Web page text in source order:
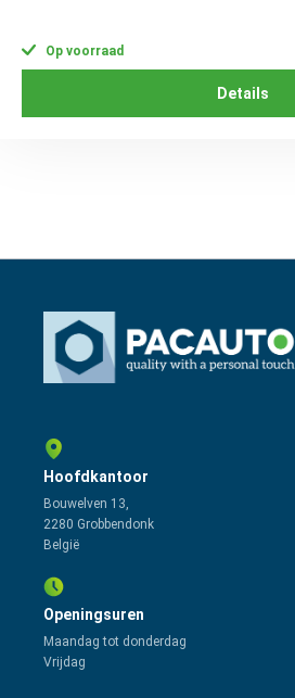
Op voorraad
Details
Hoofdkantoor
Bouwelven 13,
2280 Grobbendonk
België
Openingsuren
Maandag tot donderdag
Vrijdag